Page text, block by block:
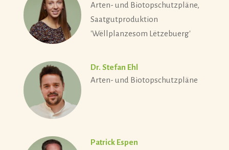
Arten- und Biotopschutzpläne,
Saatgutproduktion
'Wëllplanzesom Lëtzebuerg'
Dr. Stefan Ehl
Arten- und Biotopschutzpläne
Patrick Espen